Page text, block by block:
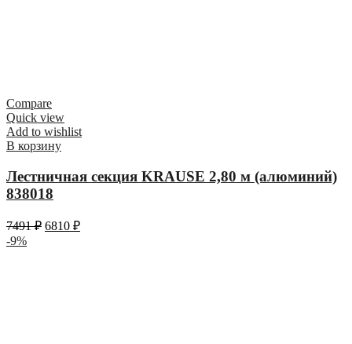
Compare
Quick view
Add to wishlist
В корзину
Лестничная секция KRAUSE 2,80 м (алюминий)
838018
7491₽ 6810 ₽
-9%